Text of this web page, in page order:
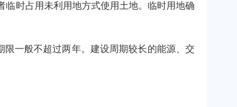
临时占用未利用地方式使用土地。临时用地确
一般不超过两年。建设周期较长的能源、交